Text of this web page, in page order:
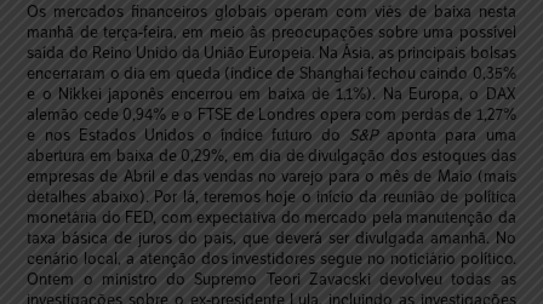
Os mercados financeiros globais operam com viés de baixa nesta
manhã de terça-feira, em meio às preocupações sobre uma possível
saída do Reino Unido da União Europeia. Na Ásia, as principais bolsas
encerraram o dia em queda (índice de Shanghai fechou caindo 0,35%
e o Nikkei japonês encerrou em baixa de 1,1%). Na Europa, o DAX
alemão cede 0,94% e o FTSE de Londres opera com perdas de 1,27%
e nos Estados Unidos o índice futuro do S&Paponta para uma
abertura em baixa de 0,29%, em dia de divulgação dos estoques das
empresas de Abril e das vendas no varejo para o mês de Maio (mais
detalhes abaixo). Por lá, teremos hoje o início da reunião de política
monetária do FED, com expectativa do mercado pela manutenção da
taxa básica de juros do país, que deverá ser divulgada amanhã. No
cenário local, a atenção dos investidores segue no noticiário político.
Ontem o ministro do Supremo Teori Zavacski devolveu todas as
investigações sobre o ex-presidente Lula, incluindo as investigações